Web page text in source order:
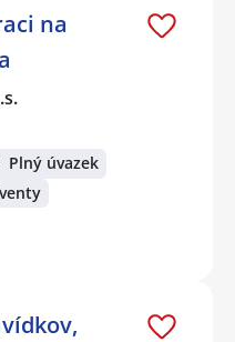
na
Plný úvazek